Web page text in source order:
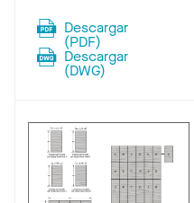
Descargar
(PDF)
Descargar
(DWG)